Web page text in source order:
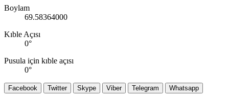
Boylam
69.58364000
Kıble Açısı
0°
Pusula için kıble açısı
0°
Facebook Twitter Skype Viber Telegram Whatsapp